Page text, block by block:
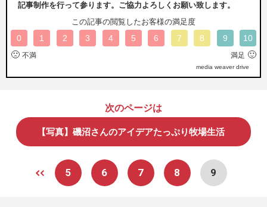
記事制作を行って参ります。ご協力よろしくお願い致します。
この記事の閲覧したお客様の満足度
0 1 2 3 4 5 6 7 8 9 10
🙁 不満 満足 🙂
media weaver drive
次のページは
【写真】磯沼さんのアイデアたっぷり牧場生活
5 6 7 8 9